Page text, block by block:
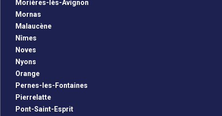
Morières-lès-Avignon
Mornas
Malaucène
Nîmes
Noves
Nyons
Orange
Pernes-les-Fontaines
Pierrelatte
Pont-Saint-Esprit